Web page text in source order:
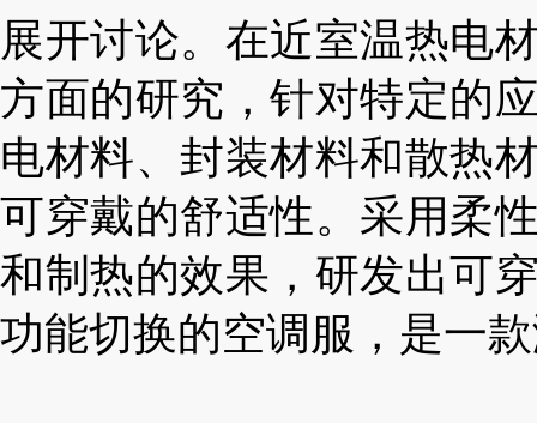
展开讨论。在近室温热电
方面的研究，针对特定的
电材料、封装材料和散热
可穿戴的舒适性。采用柔
和制热的效果，研发出可
功能切换的空调服，是一